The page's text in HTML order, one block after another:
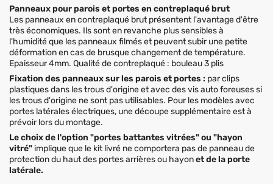
Panneaux pour parois et portes en contreplaqué brut
Les panneaux en contreplaqué brut présentent l'avantage d'être
très économiques. Ils sont en revanche plus sensibles à
l'humidité que les panneaux filmés et peuvent subir une petite
déformation en cas de brusque changement de température.
Epaisseur 4mm. Qualité de contreplaqué : bouleau 3 plis
Fixation des panneaux sur les parois et portes : par clips
plastiques dans les trous d'origine et avec des vis auto foreuses si
les trous d'origine ne sont pas utilisables. Pour les modèles avec
portes latérales électriques, une découpe supplémentaire est à
prévoir lors du montage.
Le choix de l'option "portes battantes vitrées" ou "hayon
vitré" implique que le kit livré ne comportera pas de panneau de
protection du haut des portes arrières ou hayonet de la porte
latérale.